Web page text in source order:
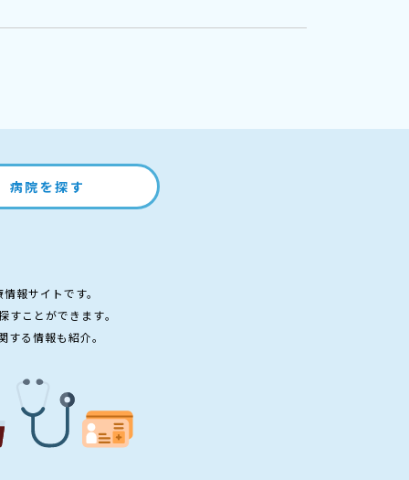
病院を探す
報サイトです。
ことができます。
る情報も紹介。